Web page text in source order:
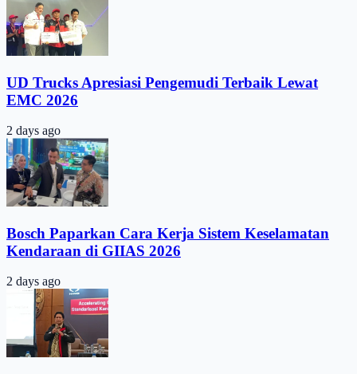
UD Trucks Apresiasi Pengemudi Terbaik Lewat
EMC 2026
2 days ago
Bosch Paparkan Cara Kerja Sistem Keselamatan
Kendaraan di GIIAS 2026
2 days ago